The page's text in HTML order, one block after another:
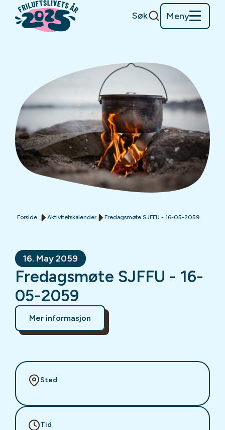
Søk Meny
Forside Aktivitetskalender Fredagsmøte SJFFU - 16-05-2059
16. May 2059
Fredagsmøte SJFFU - 16-
05-2059
Mer informasjon
Sted
Tid